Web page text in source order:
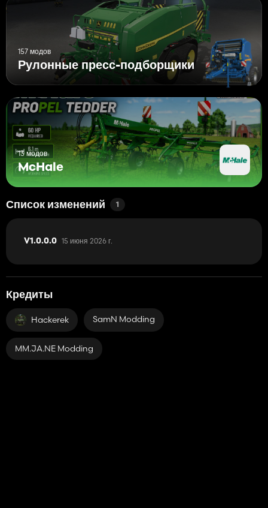
157 модов
Рулонные пресс-подборщики
13 модов
McHale
Список изменений 1
V1.0.0.0 15 июня 2026 г.
Кредиты
Hackerek SamN Modding
MM.JA.NE Modding